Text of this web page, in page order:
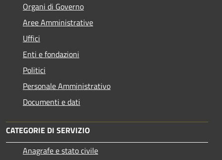
Organi di Governo
Aree Amministrative
Uffici
Enti e fondazioni
Politici
Personale Amministrativo
Documenti e dati
CATEGORIE DI SERVIZIO
Anagrafe e stato civile